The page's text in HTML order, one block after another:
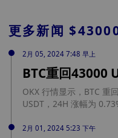
更多新闻
2月 05, 2024 7:48 早上
BTC重回43000
OKX 行情显示，BTC 重
USDT，24H 涨幅为
2月 01, 2024 5:23 下午